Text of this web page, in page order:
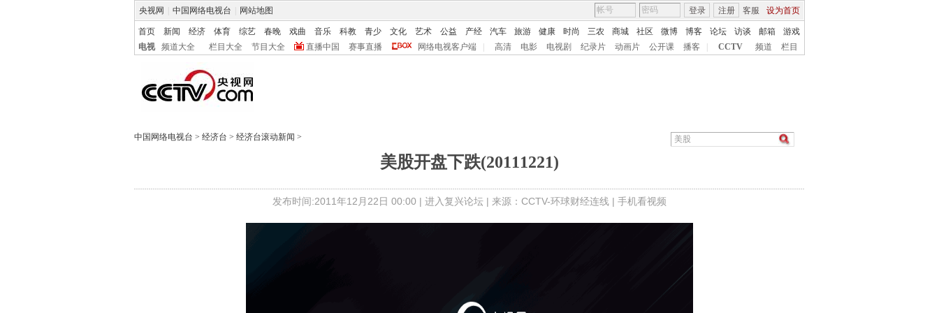
央视网 中国网络电视台 网站地图 客服 设为首页
登录 注册
首页 新闻 经济 体育 综艺 春晚 戏曲 音乐 科教 青少 文化 艺术 公益 产经 汽车 旅游 健康 时尚 三农 商城 社区 微博 博客 论坛 访谈 邮箱
游戏
电视
频道大全 栏目大全 节目大全 直播中国 赛事直播 网络电视客户端 高清 电影 电视剧 纪录片 动画片 公开课 播客 CCTV 频道 栏目
中国网络电视台 > 经济台 > 经济台滚动新闻 >
美股开盘下跌(20111221)
发布时间:2011年12月22日 00:00 | 进入复兴论坛 | 来源：CCTV-环球财经连线 | 手机看视频